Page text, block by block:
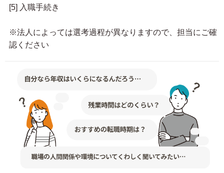
[5] 入職手続き
※法人によっては選考過程が異なりますので、担当にご確
認ください